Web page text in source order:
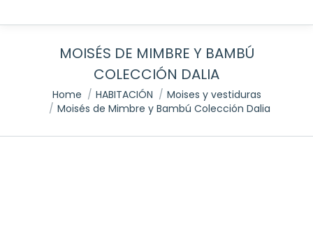
MOISÉS DE MIMBRE Y BAMBÚ
COLECCIÓN DALIA
You are here:
Home HABITACIÓN
Moises y vestiduras
Moisés de Mimbre y Bambú Colección Dalia